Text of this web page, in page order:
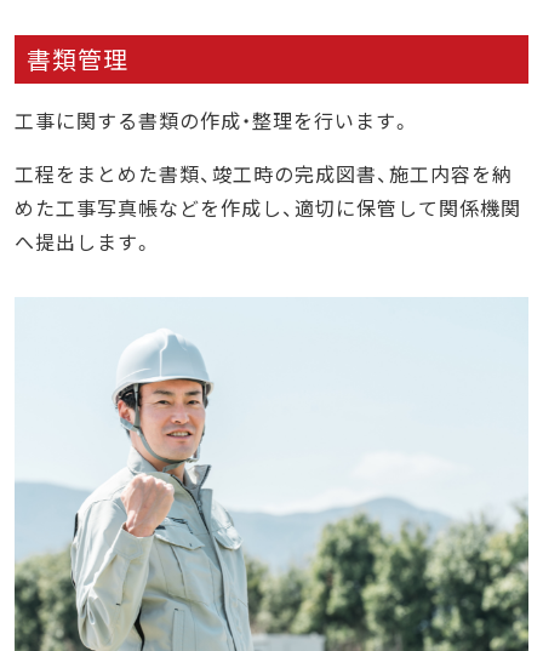
書類管理
工事に関する書類の作成・整理を行います。
工程をまとめた書類、竣工時の完成図書、施工内容を納
めた工事写真帳などを作成し、適切に保管して関係機関
へ提出します。